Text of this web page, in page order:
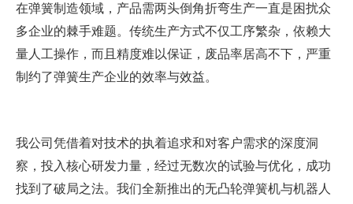
在弹簧制造领域，产品需两头倒角折弯生产一直是困扰众
多企业的棘手难题。传统生产方式不仅工序繁杂，依赖大
量人工操作，而且精度难以保证，废品率居高不下，严重
制约了弹簧生产企业的效率与效益。
我公司凭借着对技术的执着追求和对客户需求的深度洞
察，投入核心研发力量，经过无数次的试验与优化，成功
找到了破局之法。我们全新推出的无凸轮弹簧机与机器人